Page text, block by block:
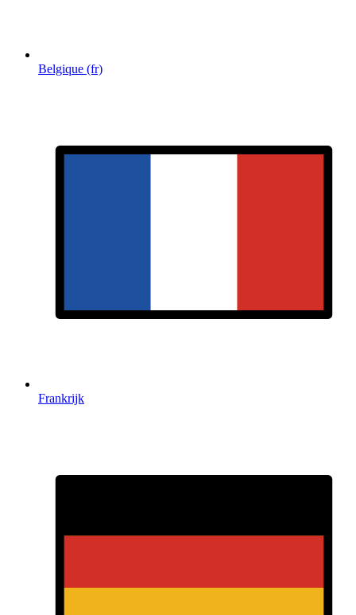
Belgique (fr)
Frankrijk